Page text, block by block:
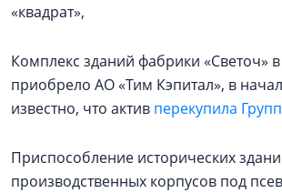
«квадрат»,
Комплекс зданий фабрики «Светоч» в
приобрело АО «Тим Кэпитал», в
известно, что актив перекупила
Приспособление исторических
производственных корпусов под